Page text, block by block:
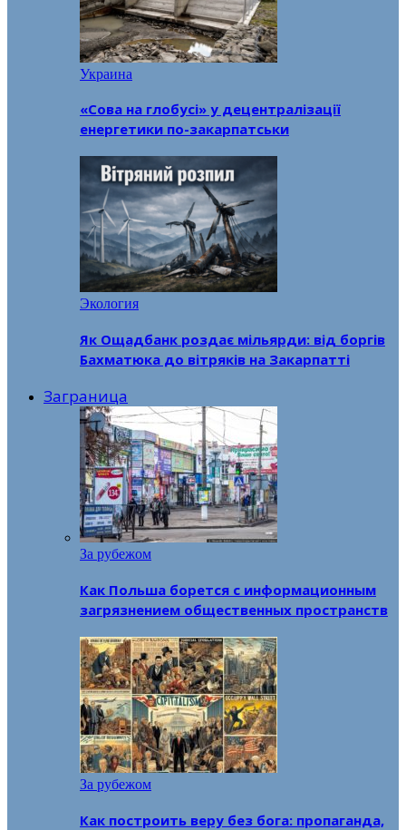
Украина
«Сова на глобусі» у децентралізації
енергетики по-закарпатськи
Экология
Як Ощадбанк роздає мільярди: від боргів
Бахматюка до вітряків на Закарпатті
Заграница
За рубежом
Как Польша борется с информационным
загрязнением общественных пространств
За рубежом
Как построить веру без бога: пропаганда,